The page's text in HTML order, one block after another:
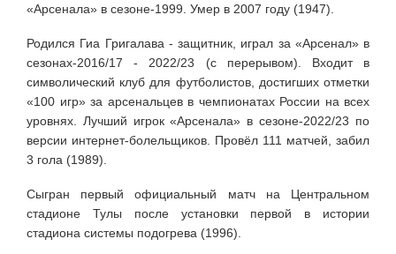
«Арсенала» в сезоне-1999. Умер в 2007 году (1947).
Родился Гиа Григалава - защитник, играл за «Арсенал» в
сезонах-2016/17 - 2022/23 (с перерывом). Входит в
символический клуб для футболистов, достигших отметки
«100 игр» за арсенальцев в чемпионатах России на всех
уровнях. Лучший игрок «Арсенала» в сезоне-2022/23 по
версии интернет-болельщиков. Провёл 111 матчей, забил
3 гола (1989).
Сыгран первый официальный матч на Центральном
стадионе Тулы после установки первой в истории
стадиона системы подогрева (1996).